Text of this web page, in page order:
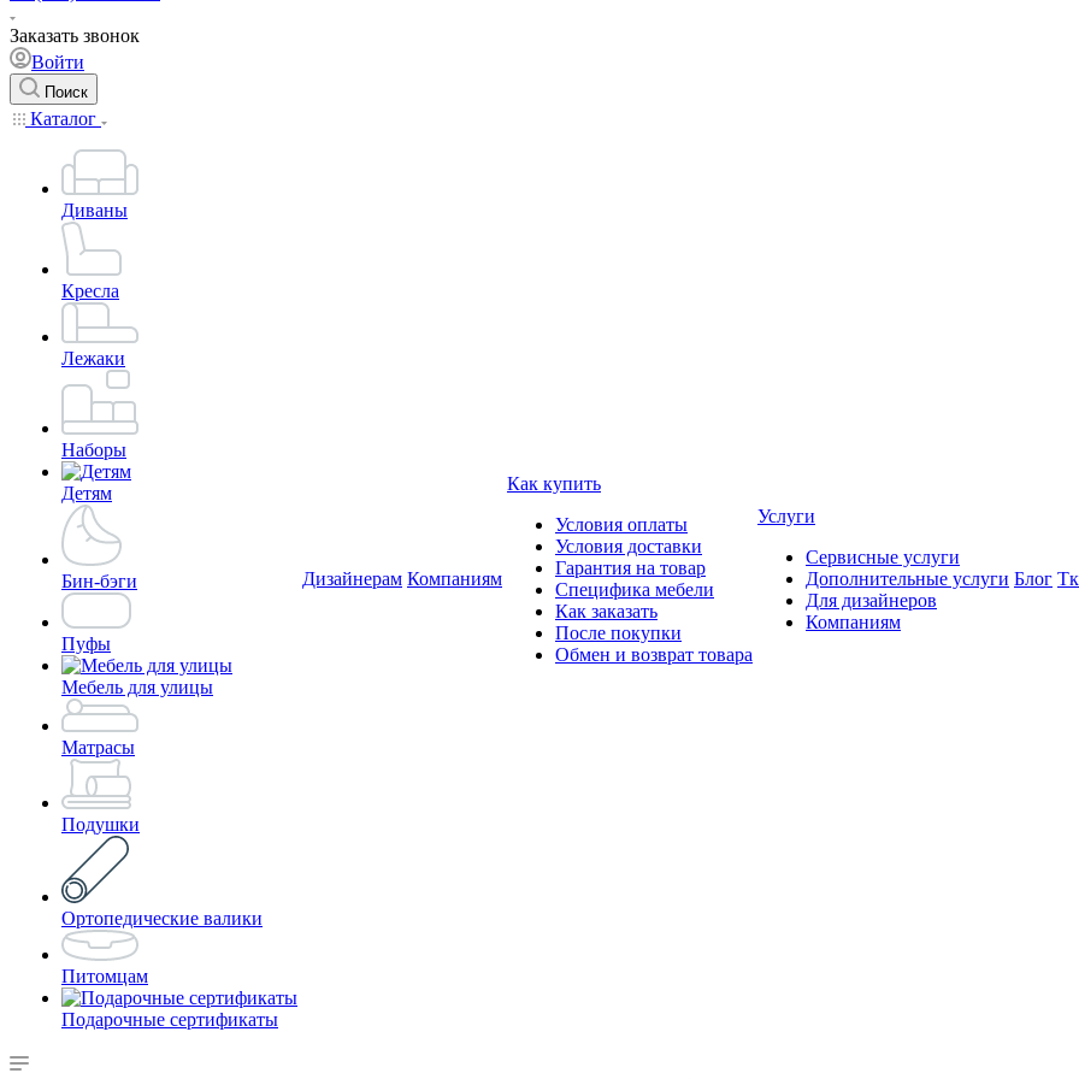
Заказать звонок
Войти
Поиск
Каталог
Диваны
Кресла
Лежаки
Наборы
Детям
Бин-бэги
Пуфы
Мебель для улицы
Матрасы
Подушки
Ортопедические валики
Питомцам
Подарочные сертификаты
Дизайнерам Компаниям
Как купить
Условия оплаты
Условия доставки
Гарантия на товар
Специфика мебели
Как заказать
После покупки
Обмен и возврат товара
Услуги
Сервисные услуги
Дополнительные услуги
Для дизайнеров
Компаниям
Блог